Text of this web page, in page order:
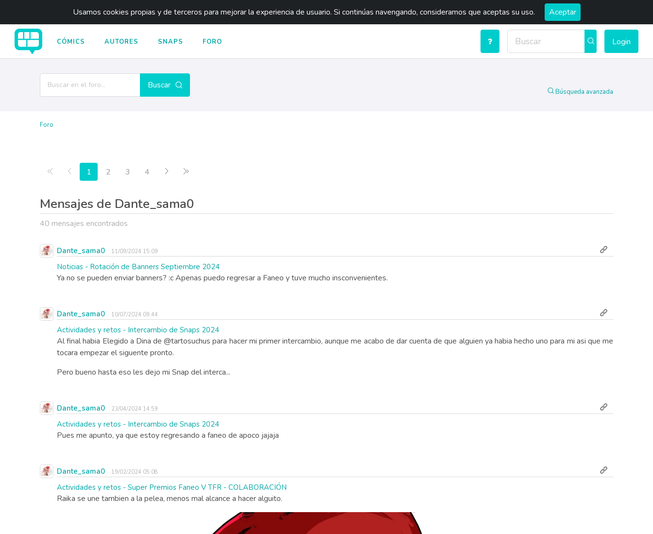
Usamos cookies propias y de terceros para mejorar la experiencia de usuario. Si continúas navengando, consideramos que aceptas su uso. Aceptar
CÓMICS AUTORES SNAPS FORO Login
Buscar
Búsqueda avanzada
Foro
Primera página
Anterior
1 2 3 4 Siguiente
Mensajes de Dante_sama0
40 mensajes encontrados
Dante_sama0 11/09/2024 15:09
Noticias - Rotación de Banners Septiembre 2024
Ya no se pueden enviar banners? :c Apenas puedo regresar a Faneo y tuve mucho insconvenientes.
Dante_sama0 10/07/2024 09:44
Actividades y retos - Intercambio de Snaps 2024
Al final habia Elegido a Dina de @tartosuchus para hacer mi primer intercambio, aunque me acabo de dar cuenta de que alguien ya habia hecho uno para mi asi que me
tocara empezar el siguente pronto.
Pero bueno hasta eso les dejo mi Snap del interca...
Dante_sama0 23/04/2024 14:59
Actividades y retos - Intercambio de Snaps 2024
Pues me apunto, ya que estoy regresando a faneo de apoco jajaja
Dante_sama0 19/02/2024 05:08
Actividades y retos - Super Premios Faneo V TFR - COLABORACIÓN
Raika se une tambien a la pelea, menos mal alcance a hacer alguito.